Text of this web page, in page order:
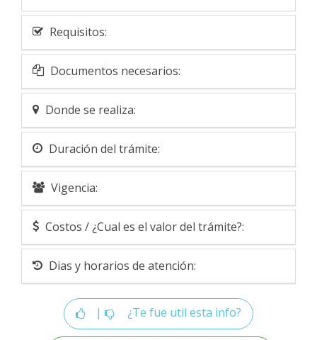
Requisitos:
Documentos necesarios:
Donde se realiza:
Duración del trámite:
Vigencia:
Costos / ¿Cual es el valor del trámite?:
Dias y horarios de atención:
| ¿Te fue util esta info?